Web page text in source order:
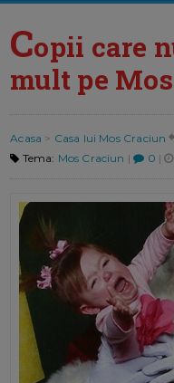
Copii care
mult pe
Acasa > Casa lui Mos Craciun
Tema: Mos Craciun | 0 |